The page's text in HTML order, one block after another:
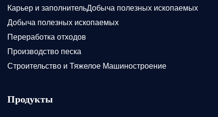
Карьер и заполнительДобыча полезных ископаемых
Добыча полезных ископаемых
Переработка отходов
Производство песка
Строительство и Тяжелое Машиностроение
Продукты